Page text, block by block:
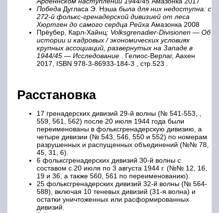
Победа Дугласа Э. Нэша была для них недоступна: с
272-й фолькс-гренадерской дивизией от леса
Хюртген до самого сердца Рейха Амазонка 2008
Прёубер, Карл-Хайнц: Volksgrenadier-Divisionen — Об
истории и кадровых / экономических условиях
крупных ассоциаций, развернутых на Западе в
1944/45 — Исследование . Гелиос-Верлаг, Аахен
2017, ISBN 978-3-86933-184-3 , стр.523 .
Расстановка
17 гренадерских дивизий 29-й волны (№ 541-553, ,
559, 561, 562) после 20 июля 1944 года были
переименованы в фольксгренадерскую дивизию, а
четыре дивизии (№ 543, 546, 550 и 552) по номерам
разрушенных и распущенных объединений (№№ 78,
45, 31, 6).
6 фольксгренадерских дивизий 30-й волны с
составом с 20 июля по 3 августа 1944 г. (№№ 12, 16,
19 и 36, а также 560, 561 по переименованию).
25 фольксгренадерских дивизий 32-й волны (№ 564-
588), включая 10 теневых дивизий (31-я волна) и
остатки уничтоженных или расформированных
дивизий.